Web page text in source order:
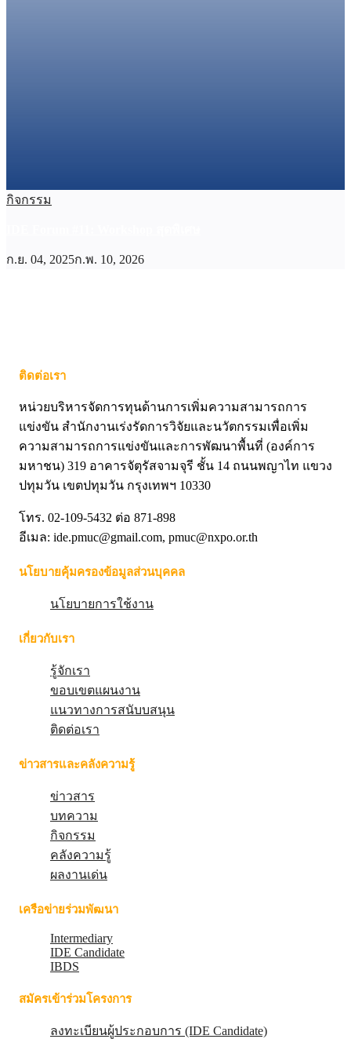
กิจกรรม
ก.ย. 04, 2025ก.พ. 10, 2026
ติดต่อเรา
หน่วยบริหารจัดการทุนด้านการเพิ่มความสามารถการ
แข่งขัน สำนักงานเร่งรัดการวิจัยและนวัตกรรมเพื่อเพิ่ม
ความสามารถการแข่งขันและการพัฒนาพื้นที่ (องค์การ
มหาชน) 319 อาคารจัตุรัสจามจุรี ชั้น 14 ถนนพญาไท แขวง
ปทุมวัน เขตปทุมวัน กรุงเทพฯ 10330
โทร. 02-109-5432 ต่อ 871-898
อีเมล: ide.pmuc@gmail.com, pmuc@nxpo.or.th
นโยบายคุ้มครองข้อมูลส่วนบุคคล
นโยบายการใช้งาน
เกี่ยวกับเรา
รู้จักเรา
ขอบเขตแผนงาน
แนวทางการสนับบสนุน
ติดต่อเรา
ข่าวสารและคลังความรู้
ข่าวสาร
บทความ
กิจกรรม
คลังความรู้
ผลงานเด่น
เครือข่ายร่วมพัฒนา
Intermediary
IDE Candidate
IBDS
สมัครเข้าร่วมโครงการ
ลงทะเบียนผู้ประกอบการ (IDE Candidate)